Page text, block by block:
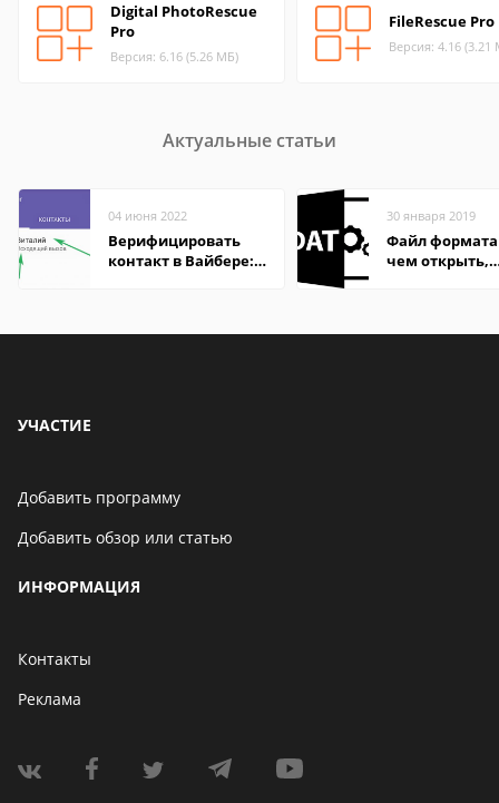
Digital PhotoRescue
Pro
Версия: 6.16 (5.26 МБ)
FileRescue Pro
Версия: 4.16 (3.21
Актуальные статьи
04 июня 2022
Верифицировать
контакт в Вайбере:
30 января 2019
Файл формата
чем открыть,
УЧАСТИЕ
Добавить программу
Добавить обзор или статью
ИНФОРМАЦИЯ
Контакты
Реклама